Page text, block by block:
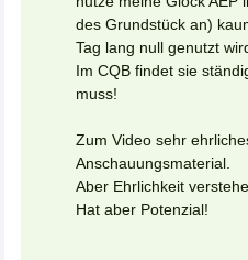
des Grundstück an)
Tag lang null genutzt
Im CQB findet sie
muss!
Zum Video sehr
Anschauungsmaterial.
Aber Ehrlichkeit
Hat aber Potenzial!